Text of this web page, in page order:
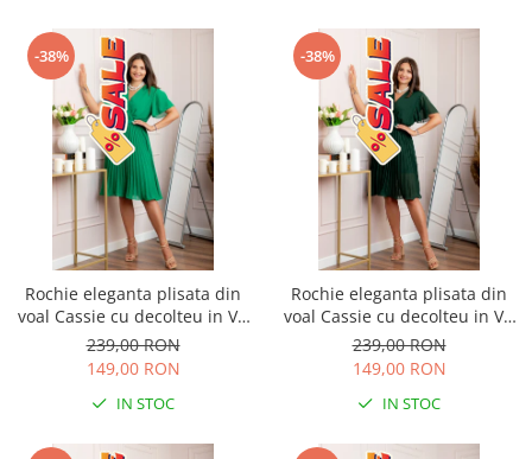
-38%
Rochie eleganta plisata din
voal Cassie cu decolteu in V -
Verde smarald
239,00 RON
149,00 RON
IN STOC
-38%
Rochie eleganta plisata din
voal Cassie cu decolteu in V -
Verde
239,00 RON
149,00 RON
IN STOC